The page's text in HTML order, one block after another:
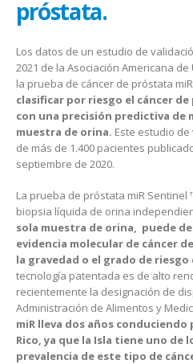
próstata.
Los datos de un estudio de
2021 de la Asociación Americana de
la prueba de cáncer de próstata
clasificar por riesgo el cáncer
con una precisión predictiva de
muestra de orina. Este estudio
de más de 1.400 pacientes
septiembre de 2020.
La prueba de próstata miR Sentinel
biopsia líquida de orina
sola muestra de orina, puede
evidencia molecular de cáncer
la gravedad o el grado de
tecnología patentada es de alto
recientemente la designación de
Administración de Alimentos y
miR lleva dos años
Rico, ya que la Isla tiene uno de
prevalencia de este tipo de